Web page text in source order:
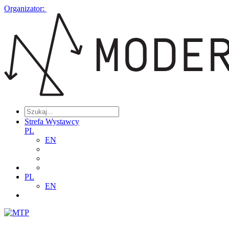
Organizator:
Strefa Wystawcy
PL
EN
PL
EN